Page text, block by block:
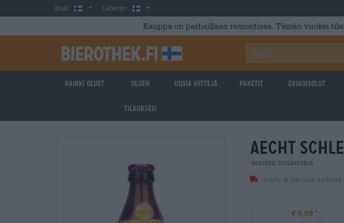
Skip to main content
Kieli: FinnishLähetys: Suomi
Kauppa on parhaillaan remontissa. Tämän vuoksi
Kaikki oluet Oluen
tilauksesi
Uusia hittejä Paketit Erikoisolut
aecht
Brauerei Schlenkerla
Tuote ei ole tällä hetkellä
€ 5,09